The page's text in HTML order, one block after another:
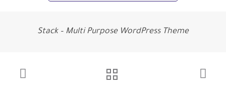
Stack – Multi Purpose WordPress Theme